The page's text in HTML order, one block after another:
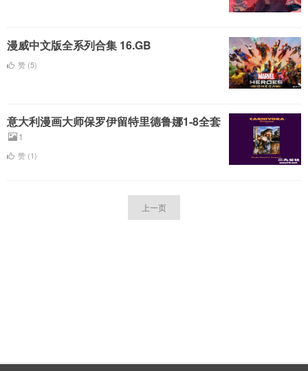
漫威中文版全系列合集 16.GB
赞 (5)
意大利漫画大师保罗伊留特里德鲁娜1-8全套
1
赞 (1)
上一页